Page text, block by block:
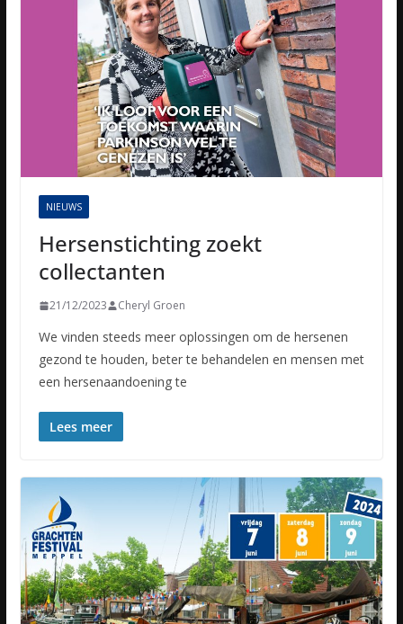
NIEUWS
Hersenstichting zoekt
collectanten
21/12/2023 Cheryl Groen
We vinden steeds meer oplossingen om de hersenen
gezond te houden, beter te behandelen en mensen met
een hersenaandoening te
Lees meer